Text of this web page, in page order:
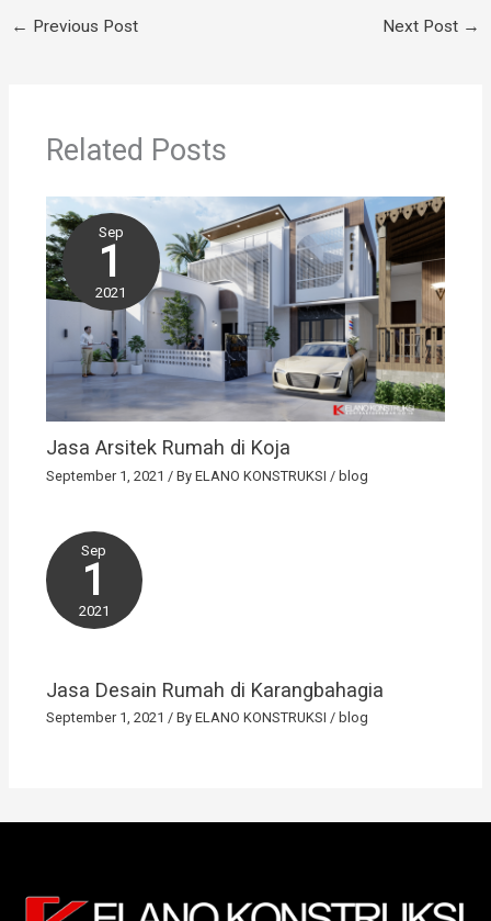
← Previous Post Next Post →
Related Posts
Sep
1
2021
Jasa Arsitek Rumah di Koja
September 1, 2021 / By ELANO KONSTRUKSI / blog
Sep
1
2021
Jasa Desain Rumah di Karangbahagia
September 1, 2021 / By ELANO KONSTRUKSI / blog